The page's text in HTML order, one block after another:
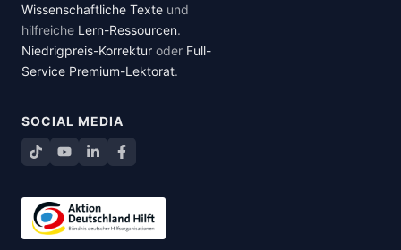
Wissenschaftliche Texte und
hilfreiche Lern-Ressourcen.
Niedrigpreis-Korrektur oder Full-
Service Premium-Lektorat.
SOCIAL MEDIA
TikTokYouTube
LinkedInFacebook teilen